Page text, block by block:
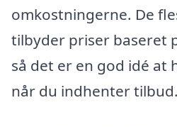
omkostningerne. De
tilbyder priser baseret
så det er en god idé at
når du indhenter tilbud.